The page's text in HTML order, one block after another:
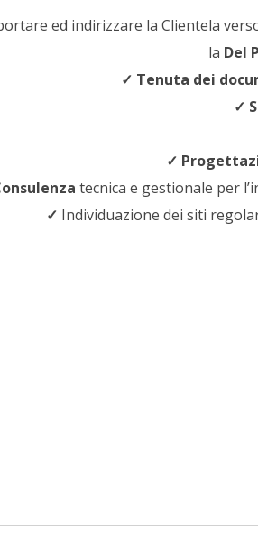
ed indirizzare la Clientela
la Del
✓ Tenuta dei
✓
✓
tecnica e gestionale per
✓ Individuazione dei siti